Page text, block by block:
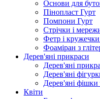
Основи для
Пінопласт Гурт
Помпони Гурт
Стрічки і
Фетр і
Фоаміран з
Дерев'яні прикраси
Дерев'яні
Дерев'яні
Дерев'яні фішки
Квіти